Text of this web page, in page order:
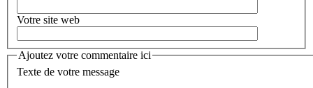
Votre site web
Ajoutez votre commentaire ici
Texte de votre message